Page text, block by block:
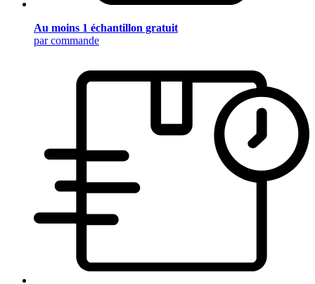
Au moins 1 échantillon gratuit
par commande